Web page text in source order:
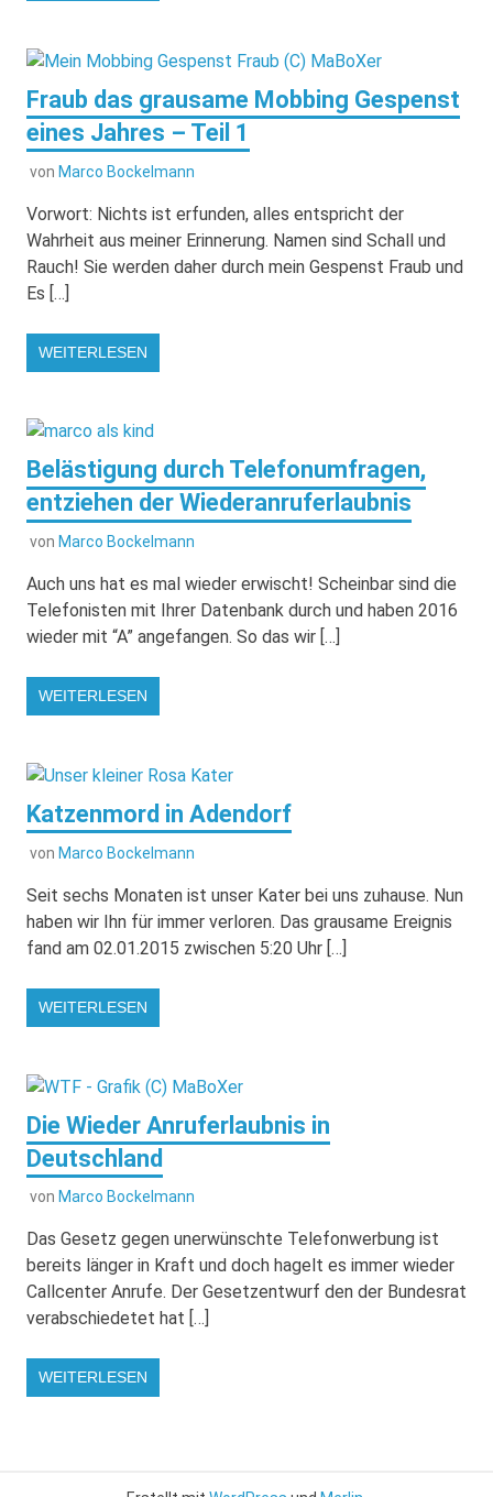
Fraub das grausame Mobbing Gespenst
eines Jahres – Teil 1
von Marco Bockelmann
Vorwort: Nichts ist erfunden, alles entspricht der
Wahrheit aus meiner Erinnerung. Namen sind Schall und
Rauch! Sie werden daher durch mein Gespenst Fraub und
Es […]
WEITERLESEN
Belästigung durch Telefonumfragen,
entziehen der Wiederanruferlaubnis
von Marco Bockelmann
Auch uns hat es mal wieder erwischt! Scheinbar sind die
Telefonisten mit Ihrer Datenbank durch und haben 2016
wieder mit “A” angefangen. So das wir […]
WEITERLESEN
Katzenmord in Adendorf
von Marco Bockelmann
Seit sechs Monaten ist unser Kater bei uns zuhause. Nun
haben wir Ihn für immer verloren. Das grausame Ereignis
fand am 02.01.2015 zwischen 5:20 Uhr […]
WEITERLESEN
Die Wieder Anruferlaubnis in
Deutschland
von Marco Bockelmann
Das Gesetz gegen unerwünschte Telefonwerbung ist
bereits länger in Kraft und doch hagelt es immer wieder
Callcenter Anrufe. Der Gesetzentwurf den der Bundesrat
verabschiedetet hat […]
WEITERLESEN